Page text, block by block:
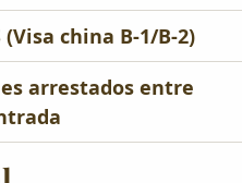
(Visa china B-1/B-2)
arrestados entre